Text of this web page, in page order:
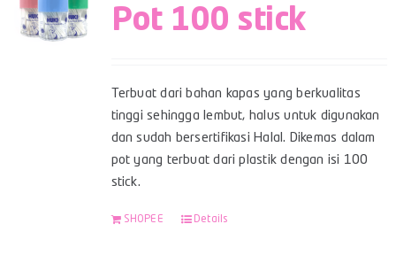
Pot 100 stick
Terbuat dari bahan kapas yang berkualitas
tinggi sehingga lembut, halus untuk digunakan
dan sudah bersertifikasi Halal. Dikemas dalam
pot yang terbuat dari plastik dengan isi 100
stick.
SHOPEE Details